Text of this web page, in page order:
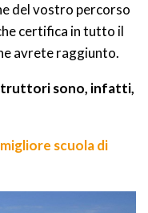
del vostro percorso
certifica in tutto il
avrete raggiunto.
sono, infatti,
migliore scuola di